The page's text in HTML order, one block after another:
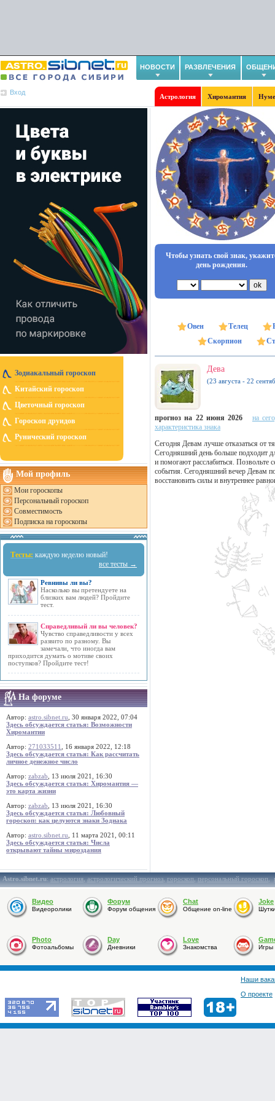
НОВОСТИ РАЗВЛЕЧЕНИЯ
Вход
Астрология Хиромантия
Зодиакальный гороскоп
Китайский гороскоп
Цветочный гороскоп
Гороскоп друидов
Рунический гороскоп
Мой профиль
Мои гороскопы
Персональный гороскоп
Совместимость
Подписка на гороскопы
Тесты: каждую неделю новый!
все тесты →
Ревнивы ли вы?
Насколько вы претендуете на
близких вам людей? Пройдите
тест.
Справедливый ли вы человек?
Чувство справедливости у всех
развито по разному. Вы
замечали, что иногда вам
приходится думать о мотиве своих
поступков? Пройдите тест!
На форуме
Автор: astro.sibnet.ru , 30 января 2022, 07:04
Здесь обсуждается статья: Возможности
Хиромантии
Автор: 271033511
, 16 января 2022, 12:18
Здесь обсуждается статья: Как рассчитать
личное денежное число
Автор: zabzab , 13 июля 2021, 16:30
Здесь обсуждается статья: Хиромантия —
это карта жизни
Автор: zabzab , 13 июля 2021, 16:30
Здесь обсуждается статья: Любовный
гороскоп: как целуются знаки Зодиака
Автор: astro.sibnet.ru , 11 марта 2021, 00:11
Здесь обсуждается статья: Числа
открывают тайны мироздания
Чтобы узнать свой знак,
день рождения.
Овен Телец
Скорпион
Дева
(23 августа - 22
прогноз на 22 июня 2026
на
характеристика знака
Сегодня Девам лучше отказаться от
Сегодняшний день больше подходит
и помогают расслабиться. Позвольте
события. Сегодняшний вечер Девам
восстановить силы и внутреннее
Astro.sibnet.ru:астрология,астрологический прогноз,гороскоп,персональный гороскоп,
Видео
Видеоролики
Форум
Форум общения
Chat
Общение on-line
Joke
Photo
Фотоальбомы
Day
Дневники
Love
Знакомства Игры
Наши
О проекте